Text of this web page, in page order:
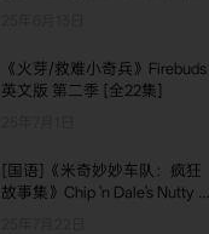
《火芽/救难小奇兵》Firebuds
英文版 第二季 [全22集]
[国语]《米奇妙妙车队：疯狂
故事集》Chip 'n Dale's Nutty T